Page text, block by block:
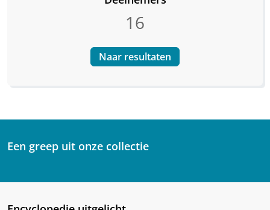
16
Naar resultaten
Een greep uit onze collectie